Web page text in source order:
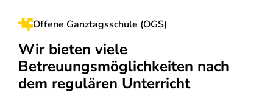
Offene Ganztagsschule (OGS)
Wir bieten viele
Betreuungsmöglichkeiten nach
dem regulären Unterricht